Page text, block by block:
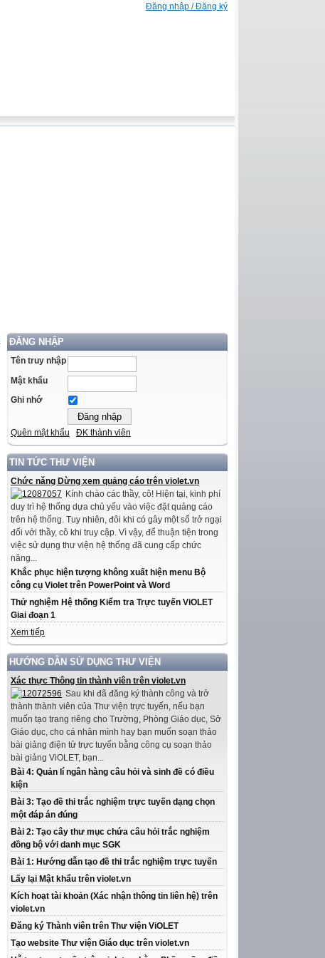
Đăng nhập / Đăng ký
ĐĂNG NHẬP
Tên truy nhập
Mật khẩu
Ghi nhớ
Quên mật khẩu ĐK thành viên
TIN TỨC THƯ VIỆN
Chức năng Dừng xem quảng cáo trên violet.vn
Kính chào các thầy, cô! Hiện tại, kinh phí
duy trì hệ thống dựa chủ yếu vào việc đặt quảng cáo
trên hệ thống. Tuy nhiên, đôi khi có gây một số trở ngại
đối với thầy, cô khi truy cập. Vì vậy, để thuận tiện trong
việc sử dụng thư viện hệ thống đã cung cấp chức
năng...
Khắc phục hiện tượng không xuất hiện menu Bộ
công cụ Violet trên PowerPoint và Word
Thử nghiệm Hệ thống Kiểm tra Trực tuyến ViOLET
Giai đoạn 1
Xem tiếp
HƯỚNG DẪN SỬ DỤNG THƯ VIỆN
Xác thực Thông tin thành viên trên violet.vn
Sau khi đã đăng ký thành công và trở
thành thành viên của Thư viện trực tuyến, nếu bạn
muốn tạo trang riêng cho Trường, Phòng Giáo dục, Sở
Giáo dục, cho cá nhân mình hay bạn muốn soạn thảo
bài giảng điện tử trực tuyến bằng công cụ soạn thảo
bài giảng ViOLET, bạn...
Bài 4: Quản lí ngân hàng câu hỏi và sinh đề có điều
kiện
Bài 3: Tạo đề thi trắc nghiệm trực tuyến dạng chọn
một đáp án đúng
Bài 2: Tạo cây thư mục chứa câu hỏi trắc nghiệm
đồng bộ với danh mục SGK
Bài 1: Hướng dẫn tạo đề thi trắc nghiệm trực tuyến
Lấy lại Mật khẩu trên violet.vn
Kích hoạt tài khoản (Xác nhận thông tin liên hệ) trên
violet.vn
Đăng ký Thành viên trên Thư viện ViOLET
Tạo website Thư viện Giáo dục trên violet.vn